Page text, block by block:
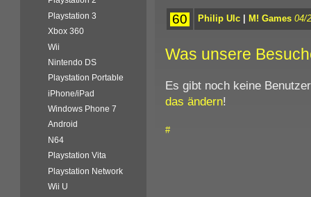
60 Philip Ulc| M! Games 04/
Was unsere
Es gibt noch keine
das ändern!
#
Playstation 3
Xbox 360
Wii
Nintendo DS
Playstation Portable
iPhone/iPad
Windows Phone 7
Android
N64
Playstation Vita
Playstation Network
Wii U